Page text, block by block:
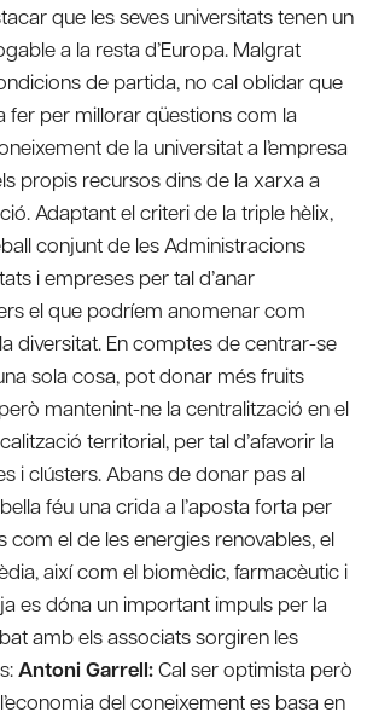
que les seves universitats tenen un
a la resta d’Europa. Malgrat
de partida, no cal oblidar que
fer per millorar qüestions com la
de la universitat a l’empresa
propis recursos dins de la xarxa a
Adaptant el criteri de la triple hèlix,
conjunt de les Administracions
i empreses per tal d’anar
el que podríem anomenar com
diversitat. En comptes de centrar-se
sola cosa, pot donar més fruits
mantenint-ne la centralització en el
territorial, per tal d’afavorir la
i clústers. Abans de donar pas al
féu una crida a l’aposta forta per
com el de les energies renovables, el
així com el biomèdic, farmacèutic i
es dóna un important impuls per la
amb els associats sorgiren les
Antoni Garrell:Cal ser optimista però
del coneixement es basa en